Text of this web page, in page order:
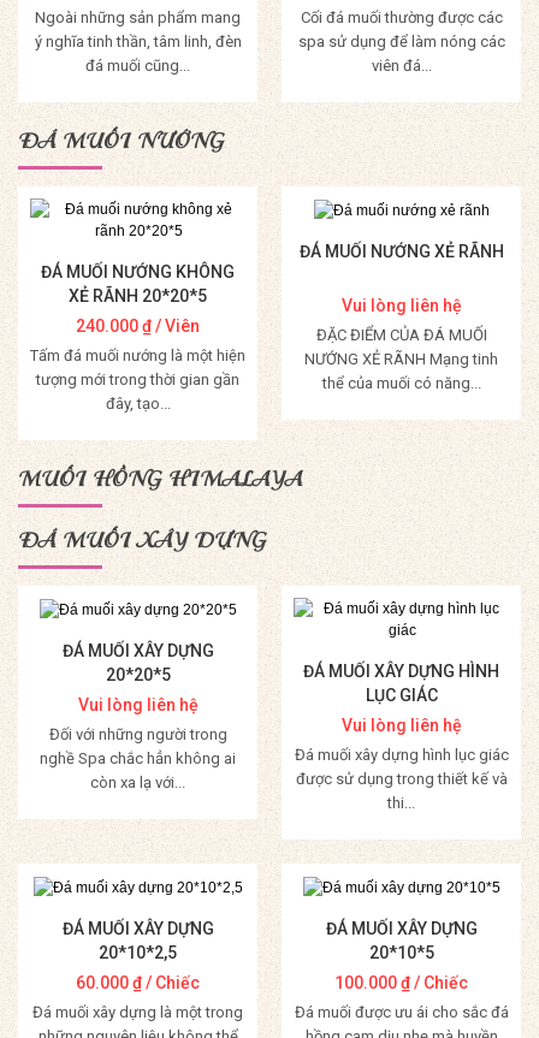
Ngoài những sản phẩm mang
ý nghĩa tinh thần, tâm linh, đèn
đá muối cũng...
Mua Hàng
Cối đá muối thường được các
spa sử dụng để làm nóng các
viên đá...
Mua Hàng
ĐÁ MUỐI NƯỚNG
ĐÁ MUỐI NƯỚNG KHÔNG
XẺ RÃNH 20*20*5
240.000₫/ Viên
Tấm đá muối nướng là một hiện
tượng mới trong thời gian gần
đây, tạo...
Mua Hàng
ĐÁ MUỐI NƯỚNG XẺ RÃNH
Vui lòng liên hệ
ĐẶC ĐIỂM CỦA ĐÁ MUỐI
NƯỚNG XẺ RÃNH Mạng tinh
thể của muối có năng...
Mua Hàng
MUỐI HỒNG HIMALAYA
ĐÁ MUỐI XÂY DỰNG
ĐÁ MUỐI XÂY DỰNG
20*20*5
Vui lòng liên hệ
Đối với những người trong
nghề Spa chắc hẳn không ai
còn xa lạ với...
Mua Hàng
ĐÁ MUỐI XÂY DỰNG HÌNH
LỤC GIÁC
Vui lòng liên hệ
Đá muối xây dựng hình lục giác
được sử dụng trong thiết kế và
thi...
Mua Hàng
ĐÁ MUỐI XÂY DỰNG
20*10*2,5
60.000₫/ Chiếc
Đá muối xây dựng là một trong
ĐÁ MUỐI XÂY DỰNG
20*10*5
100.000₫/ Chiếc
Đá muối được ưu ái cho sắc đá